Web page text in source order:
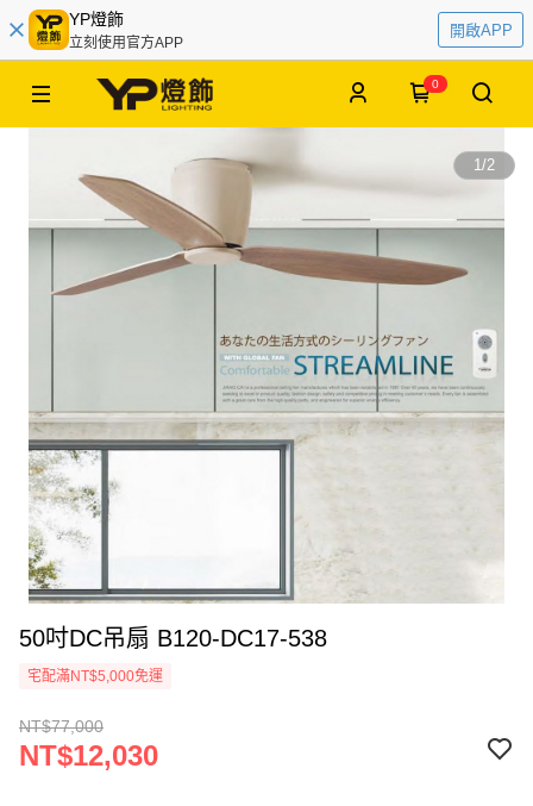
YP燈飾
立刻使用官方APP
開啟APP
0
1/2
50吋DC吊扇 B120-DC17-538
宅配滿NT$5,000免運
NT$77,000
NT$12,030